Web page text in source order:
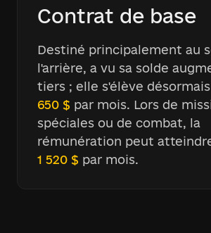
Contrat de base
Destiné principalement au
l'arrière, a vu sa solde
tiers ; elle s'élève
650 $ par mois. Lors de
spéciales ou de combat, la
rémunération peut
1 520 $ par mois.